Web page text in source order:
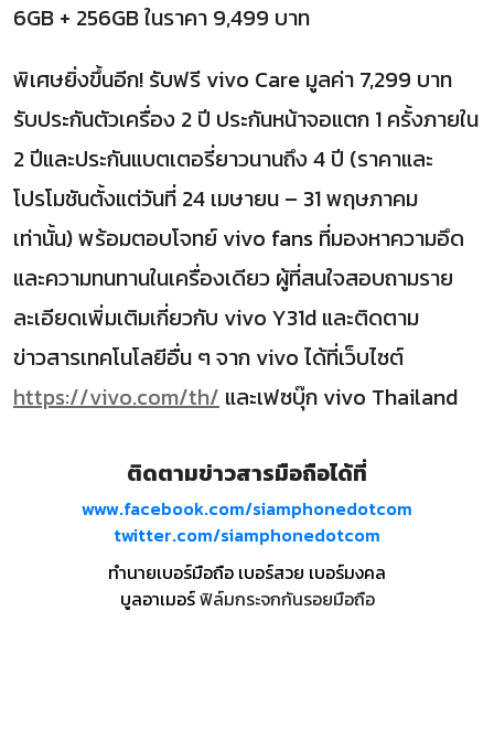
6GB + 256GB ในราคา 9,499 บาท
พิเศษยิ่งขึ้นอีก! รับฟรี vivo Care มูลค่า 7,299 บาท
รับประกันตัวเครื่อง 2 ปี ประกันหน้าจอแตก 1 ครั้งภายใน
2 ปีและประกันแบตเตอรี่ยาวนานถึง 4 ปี (ราคาและ
โปรโมชันตั้งแต่วันที่ 24 เมษายน – 31 พฤษภาคม
เท่านั้น) พร้อมตอบโจทย์ vivo fans ที่มองหาความอึด
และความทนทานในเครื่องเดียว ผู้ที่สนใจสอบถามราย
ละเอียดเพิ่มเติมเกี่ยวกับ vivo Y31d และติดตาม
ข่าวสารเทคโนโลยีอื่น ๆ จาก vivo ได้ที่เว็บไซต์
https://vivo.com/th/ และเฟซบุ๊ก vivo Thailand
ติดตามข่าวสารมือถือได้ที่
www.facebook.com/siamphonedotcom
twitter.com/siamphonedotcom
ทำนายเบอร์มือถือ เบอร์สวย เบอร์มงคล
บูลอาเมอร์ฟิล์มกระจกกันรอยมือถือ